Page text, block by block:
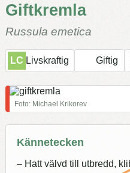
Giftkremla
Russula emetica
LC Livskraftig Giftig
Foto: Michael Krikorev
Kännetecken
– Hatt välvd till utbredd,